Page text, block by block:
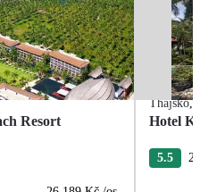
Resort
Thajsko,
Hotel
5.5